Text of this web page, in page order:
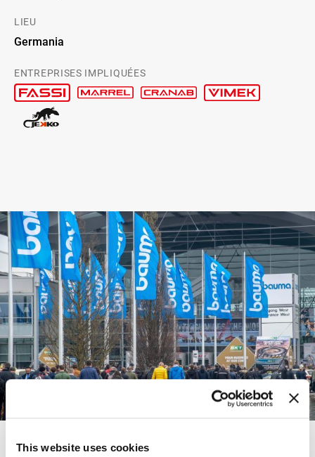
This website uses cookies
LIEU
Germania
ENTREPRISES IMPLIQUÉES